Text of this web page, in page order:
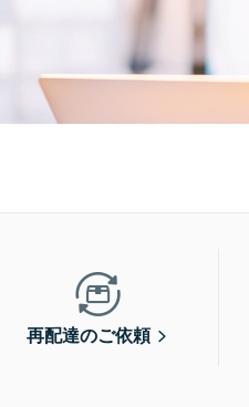
再配達のご依頼